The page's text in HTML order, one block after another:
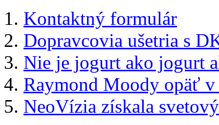
Kontaktný formulár
Dopravcovia ušetria s
Nie je jogurt ako jogurt
Raymond Moody opäť
NeoVízia získala